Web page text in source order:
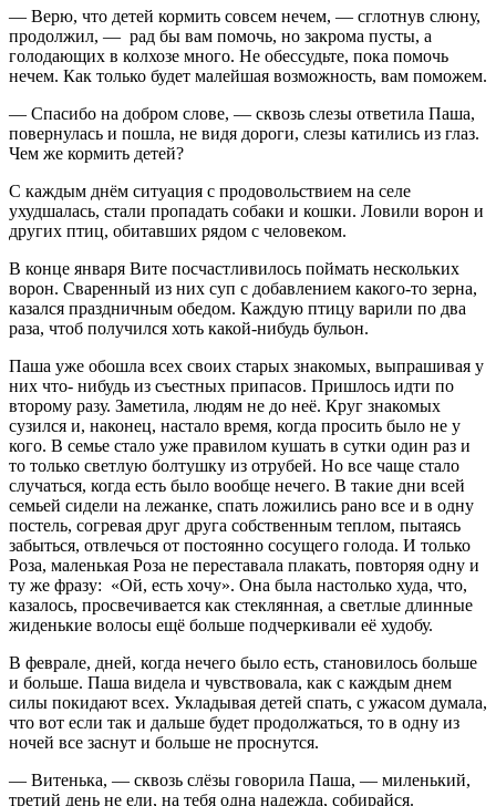
— Верю, что детей кормить совсем нечем, — сглотнув слюну,
продолжил, — рад бы вам помочь, но закрома пусты, а
голодающих в колхозе много. Не обессудьте, пока помочь
нечем. Как только будет малейшая возможность, вам поможем.
— Спасибо на добром слове, — сквозь слезы ответила Паша,
повернулась и пошла, не видя дороги, слезы катились из глаз.
Чем же кормить детей?
С каждым днём ситуация с продовольствием на селе
ухудшалась, стали пропадать собаки и кошки. Ловили ворон и
других птиц, обитавших рядом с человеком.
В конце января Вите посчастливилось поймать нескольких
ворон. Сваренный из них суп с добавлением какого-то зерна,
казался праздничным обедом. Каждую птицу варили по два
раза, чтоб получился хоть какой-нибудь бульон.
Паша уже обошла всех своих старых знакомых, выпрашивая у
них что- нибудь из съестных припасов. Пришлось идти по
второму разу. Заметила, людям не до неё. Круг знакомых
сузился и, наконец, настало время, когда просить было не у
кого. В семье стало уже правилом кушать в сутки один раз и
то только светлую болтушку из отрубей. Но все чаще стало
случаться, когда есть было вообще нечего. В такие дни всей
семьей сидели на лежанке, спать ложились рано все и в одну
постель, согревая друг друга собственным теплом, пытаясь
забыться, отвлечься от постоянно сосущего голода. И только
Роза, маленькая Роза не переставала плакать, повторяя одну и
ту же фразу: «Ой, есть хочу». Она была настолько худа, что,
казалось, просвечивается как стеклянная, а светлые длинные
жиденькие волосы ещё больше подчеркивали её худобу.
В феврале, дней, когда нечего было есть, становилось больше
и больше. Паша видела и чувствовала, как с каждым днем
силы покидают всех. Укладывая детей спать, с ужасом думала,
что вот если так и дальше будет продолжаться, то в одну из
ночей все заснут и больше не проснутся.
— Витенька, — сквозь слёзы говорила Паша, — миленький,
третий день не ели, на тебя одна надежда, собирайся.